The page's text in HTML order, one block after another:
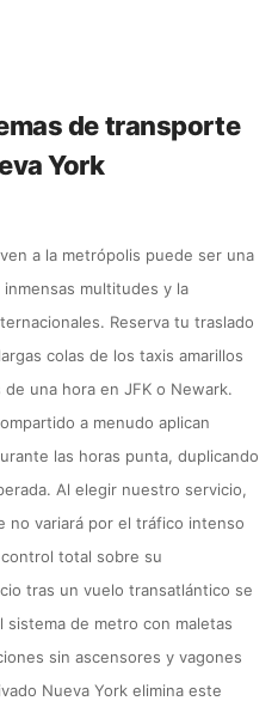
de transporte
York
a la metrópolis puede ser una
multitudes y la
Reserva tu traslado
colas de los taxis amarillos
una hora en JFK o Newark.
a menudo aplican
las horas punta, duplicando
Al elegir nuestro servicio,
no variará por el tráfico intenso
total sobre su
tras un vuelo transatlántico se
de metro con maletas
sin ascensores y vagones
Nueva York elimina este